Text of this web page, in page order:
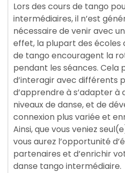
Lors des cours de tango
intermédiaires, il n’est
nécessaire de venir avec
effet, la plupart des écoles
de tango encouragent la
pendant les séances. Cela
d’interagir avec différents
d’apprendre à s’adapter
niveaux de danse, et de
connexion plus variée et
Ainsi, que vous veniez
vous aurez l’opportunité
partenaires et d’enrichir
danse tango intermédiaire.